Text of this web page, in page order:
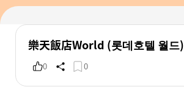
樂天飯店World (롯데호텔 월드)
0 0